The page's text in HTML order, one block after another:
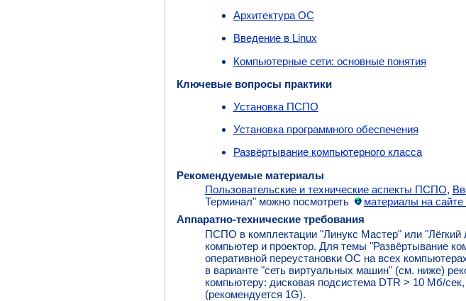
Архитектура ОС
Введение в Linux
Компьютерные сети: основные понятия
Ключевые вопросы практики
Установка ПСПО
Установка программного обеспечения
Развёртывание компьютерного класса
Рекомендуемые материалы
Пользовательские и технические аспекты ПСПО,
Терминал" можно посмотреть
материалы на
Аппаратно-технические требования
ПСПО в комплектации "Линукс Мастер" или "Лёгкий
компьютер и проектор. Для темы "Развёртывание
оперативной переустановки ОС на всех
в варианте "сеть виртуальных машин" (см. ниже)
компьютеру: дисковая подсистема DTR > 10 Мб/
(рекомендуется 1G).